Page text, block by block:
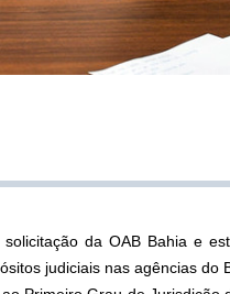
da OAB Bahia e
judiciais nas agências do